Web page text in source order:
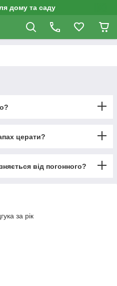
дому та саду
церати?
від погонного?
за рік